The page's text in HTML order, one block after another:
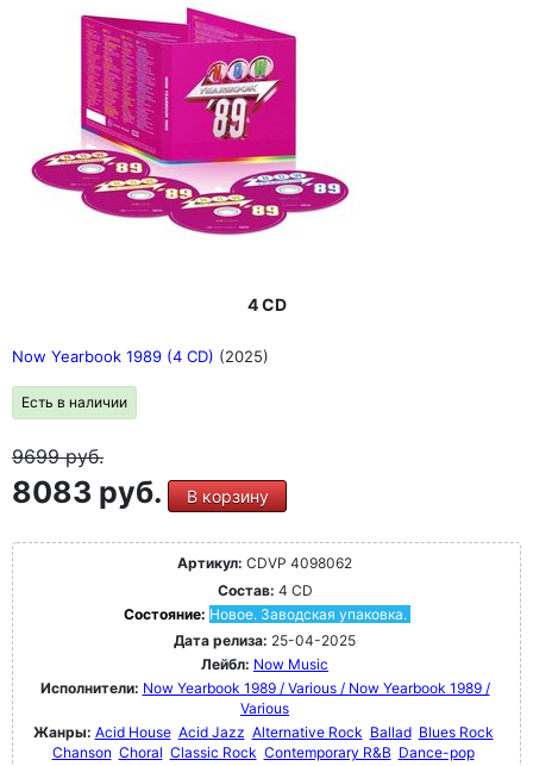
4 CD
Now Yearbook 1989 (4 CD) (2025)
Есть в наличии
9699руб.
8083 руб. В корзину
Артикул: CDVP 4098062
Состав: 4 CD
Состояние: Новое. Заводская упаковка.
Дата релиза: 25-04-2025
Лейбл: Now Music
Исполнители: Now Yearbook 1989 / Various / Now Yearbook 1989 /
Various
Жанры: Acid House Acid Jazz Alternative Rock Ballad Blues Rock
Chanson Choral Classic Rock Contemporary R&B Dance-pop